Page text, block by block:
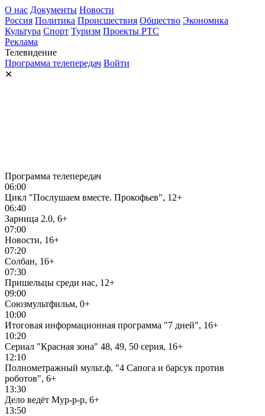
О нас Документы Новости
Россия Политика Происшествия Общество Экономика
Культура Спорт Туризм Проекты РТС
Реклама
Телевидение
Программа телепередач Войти
✕
Программа телепередач
06:00
Цикл "Послушаем вместе. Прокофьев", 12+
06:40
Зарница 2.0, 6+
07:00
Новости, 16+
07:20
Солбан, 16+
07:30
Пришельцы среди нас, 12+
09:00
Союзмультфильм, 0+
10:00
Итоговая информационная программа "7 дней", 16+
10:20
Сериал "Красная зона" 48, 49, 50 серия, 16+
12:10
Полнометражный мульт.ф. "4 Сапога и барсук против
роботов", 6+
13:30
Дело ведёт Мур-р-р, 6+
13:50